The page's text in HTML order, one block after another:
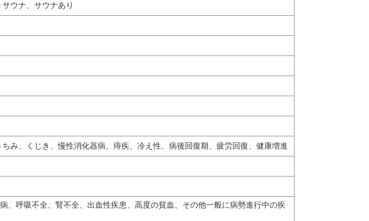
ウナ、サウナあり
み、くじき、慢性消化器病、痔疾、冷え性、病後回復期、疲労回復、健康増進
、呼吸不全、腎不全、出血性疾患、高度の貧血、その他一般に病勢進行中の疾